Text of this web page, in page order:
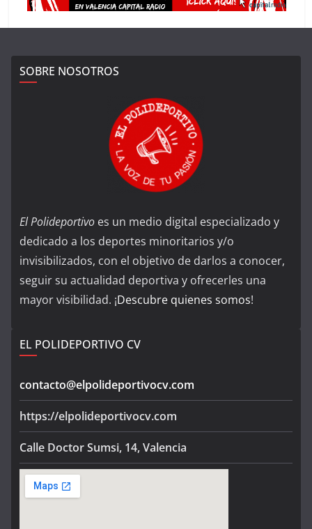
SOBRE NOSOTROS
El Polideportivo es un medio digital especializado y
dedicado a los deportes minoritarios y/o
invisibilizados, con el objetivo de darlos a conocer,
seguir su actualidad deportiva y ofrecerles una
mayor visibilidad. ¡Descubre quienes somos!
EL POLIDEPORTIVO CV
contacto@elpolideportivocv.com
https://elpolideportivocv.com
Calle Doctor Sumsi, 14, Valencia